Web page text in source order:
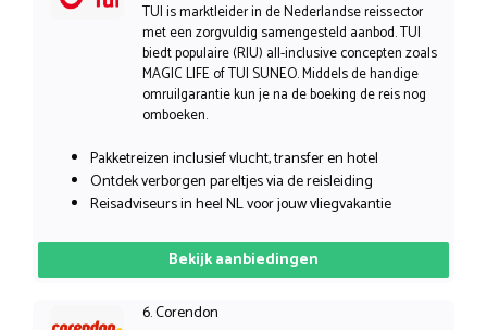
TUI is marktleider in de Nederlandse reissector
met een zorgvuldig samengesteld aanbod. TUI
biedt populaire (RIU) all-inclusive concepten zoals
MAGIC LIFE of TUI SUNEO. Middels de handige
omruilgarantie kun je na de boeking de reis nog
omboeken.
Pakketreizen inclusief vlucht, transfer en hotel
Ontdek verborgen pareltjes via de reisleiding
Reisadviseurs in heel NL voor jouw vliegvakantie
Bekijk aanbiedingen
6. Corendon